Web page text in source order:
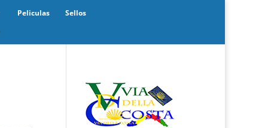
Peliculas
Sellos